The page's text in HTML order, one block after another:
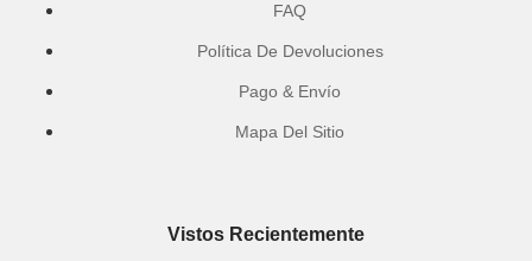
FAQ
Política De Devoluciones
Pago & Envío
Mapa Del Sitio
Vistos Recientemente